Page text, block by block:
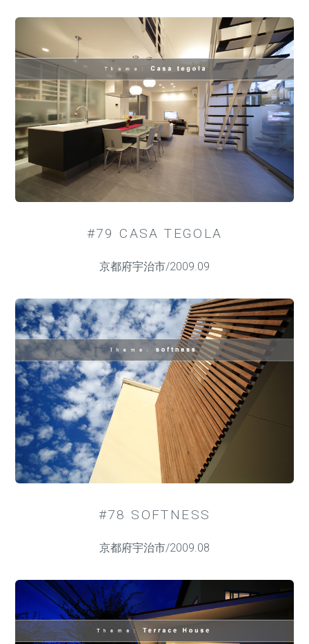
#79 CASA TEGOLA
京都府宇治市/2009.09
#78 SOFTNESS
京都府宇治市/2009.08